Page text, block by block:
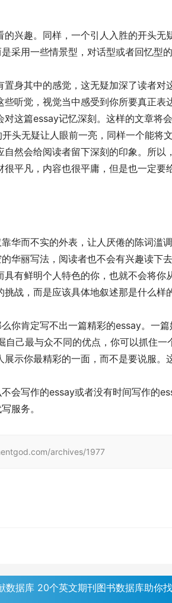
兴趣。同样，一个引人入胜的开头无
采用一些情景型，对话型或者回忆型
身其中的感觉，这无疑加深了读者对
听觉，视觉当中感受到你所要真正表
这篇essay记忆深刻。这样的文章将
头无疑让人眼前一亮，同样一个能将
然会给阅读者留下深刻的印象。所以
平凡，内容也很平庸，但是也一定要
华而不实的外表，让人厌倦的陈词滥
华丽写法，阅读者也不会有兴趣读下去
有鲜明个人特色的你，也就不会将你
战，而是应该具体地叙述那是什么样
你肯定写不出一篇精彩的essay。一篇
己最与众不同的优点，你可以抓住一
示你最精彩的一面，而不是要说服。
会写作的essay或者没有时间写作的
服务。
archives/1977
数据库 20个英文期刊图书数据库助你